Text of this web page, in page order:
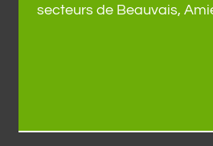
secteurs de Beauvais,